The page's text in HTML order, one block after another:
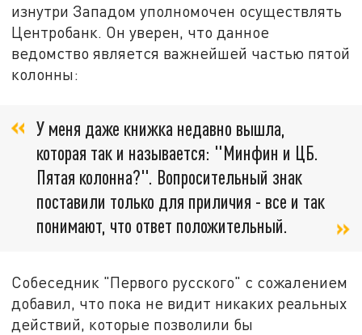
изнутри Западом уполномочен осуществлять
Центробанк. Он уверен, что данное
ведомство является важнейшей частью пятой
колонны:
У меня даже книжка недавно вышла,
которая так и называется: "Минфин и ЦБ.
Пятая колонна?". Вопросительный знак
поставили только для приличия - все и так
понимают, что ответ положительный.
Собеседник "Первого русского" с сожалением
добавил, что пока не видит никаких реальных
действий, которые позволили бы